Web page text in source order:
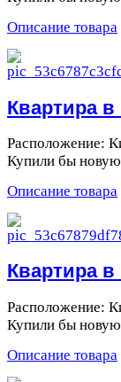
Описание товара
Квартира в
Расположение:
Купили бы новую
Описание товара
Квартира в
Расположение:
Купили бы новую
Описание товара